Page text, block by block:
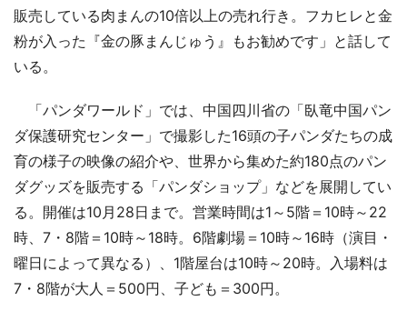
販売している肉まんの10倍以上の売れ行き。フカヒレと金
粉が入った『金の豚まんじゅう』もお勧めです」と話して
いる。
「パンダワールド」では、中国四川省の「臥竜中国パン
ダ保護研究センター」で撮影した16頭の子パンダたちの成
育の様子の映像の紹介や、世界から集めた約180点のパン
ダグッズを販売する「パンダショップ」などを展開してい
る。開催は10月28日まで。営業時間は1～5階＝10時～22
時、7・8階＝10時～18時。6階劇場＝10時～16時（演目・
曜日によって異なる）、1階屋台は10時～20時。入場料は
7・8階が大人＝500円、子ども＝300円。